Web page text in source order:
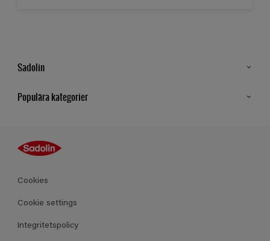
Sadolin
Populära kategorier
Kulörer
Produkter
Cookies
Cookie settings
Integritetspolicy